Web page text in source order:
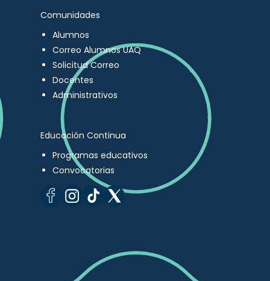
Comunidades
Alumnos
Correo Alumnos UAQ
Solicitud Correo
Docentes
Administrativos
Educación Continua
Programas educativos
Convocatorias